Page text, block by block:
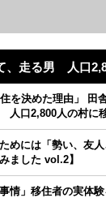
、走る男 人口
住を決めた理由」 田
口2,800人の村に
めには「勢い、友
ました vol.2】
事情」移住者の実